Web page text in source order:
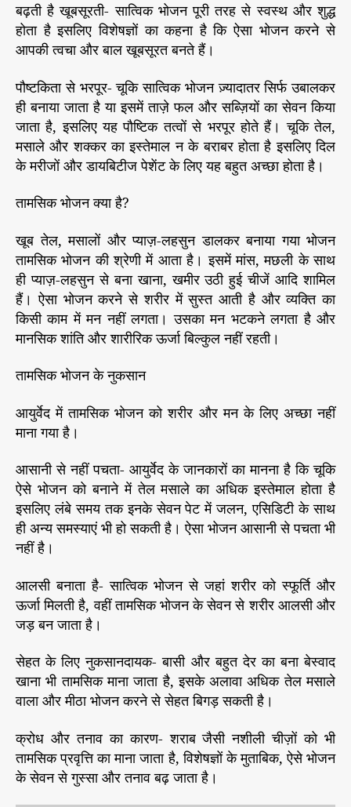
बढ़ती है खूबसूरती- सात्विक भोजन पूरी तरह से स्वस्थ और शुद्ध
होता है इसलिए विशेषज्ञों का कहना है कि ऐसा भोजन करने से
आपकी त्वचा और बाल खूबसूरत बनते हैं।
पौष्टकिता से भरपूर- चूकि सात्विक भोजन ज़्यादातर सिर्फ उबालकर
ही बनाया जाता है या इसमें ताज़े फल और सब्ज़ियों का सेवन किया
जाता है, इसलिए यह पौष्टिक तत्वों से भरपूर होते हैं। चूकि तेल,
मसाले और शक्कर का इस्तेमाल न के बराबर होता है इसलिए दिल
के मरीजों और डायबिटीज पेशेंट के लिए यह बहुत अच्छा होता है।
तामसिक भोजन क्या है?
खूब तेल, मसालों और प्याज़-लहसुन डालकर बनाया गया भोजन
तामसिक भोजन की श्रेणी में आता है। इसमें मांस, मछली के साथ
ही प्याज़-लहसुन से बना खाना, खमीर उठी हुई चीजें आदि शामिल
हैं। ऐसा भोजन करने से शरीर में सुस्त आती है और व्यक्ति का
किसी काम में मन नहीं लगता। उसका मन भटकने लगता है और
मानसिक शांति और शारीरिक ऊर्जा बिल्कुल नहीं रहती।
तामसिक भोजन के नुकसान
आयुर्वेद में तामसिक भोजन को शरीर और मन के लिए अच्छा नहीं
माना गया है।
आसानी से नहीं पचता- आयुर्वेद के जानकारों का मानना है कि चूकि
ऐसे भोजन को बनाने में तेल मसाले का अधिक इस्तेमाल होता है
इसलिए लंबे समय तक इनके सेवन पेट में जलन, एसिडिटी के साथ
ही अन्य समस्याएं भी हो सकती है। ऐसा भोजन आसानी से पचता भी
नहीं है।
आलसी बनाता है- सात्विक भोजन से जहां शरीर को स्फूर्ति और
ऊर्जा मिलती है, वहीं तामसिक भोजन के सेवन से शरीर आलसी और
जड़ बन जाता है।
सेहत के लिए नुकसानदायक- बासी और बहुत देर का बना बेस्वाद
खाना भी तामसिक माना जाता है, इसके अलावा अधिक तेल मसाले
वाला और मीठा भोजन करने से सेहत बिगड़ सकती है।
क्रोध और तनाव का कारण- शराब जैसी नशीली चीज़ों को भी
तामसिक प्रवृत्ति का माना जाता है, विशेषज्ञों के मुताबिक, ऐसे भोजन
के सेवन से गुस्सा और तनाव बढ़ जाता है।